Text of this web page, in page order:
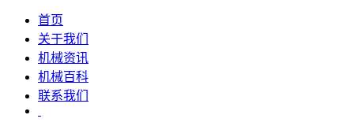
首页
关于我们
机械资讯
机械百科
联系我们